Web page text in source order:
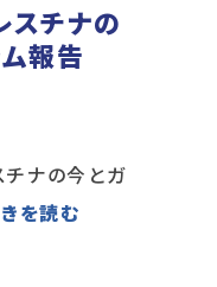
スチナの
報告
チナの今とガ
を読む